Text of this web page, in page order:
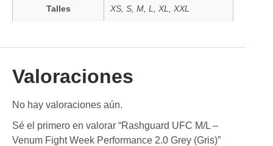
Talles XS, S, M, L, XL, XXL
Valoraciones
No hay valoraciones aún.
Sé el primero en valorar “Rashguard UFC M/L –
Venum Fight Week Performance 2.0 Grey (Gris)”